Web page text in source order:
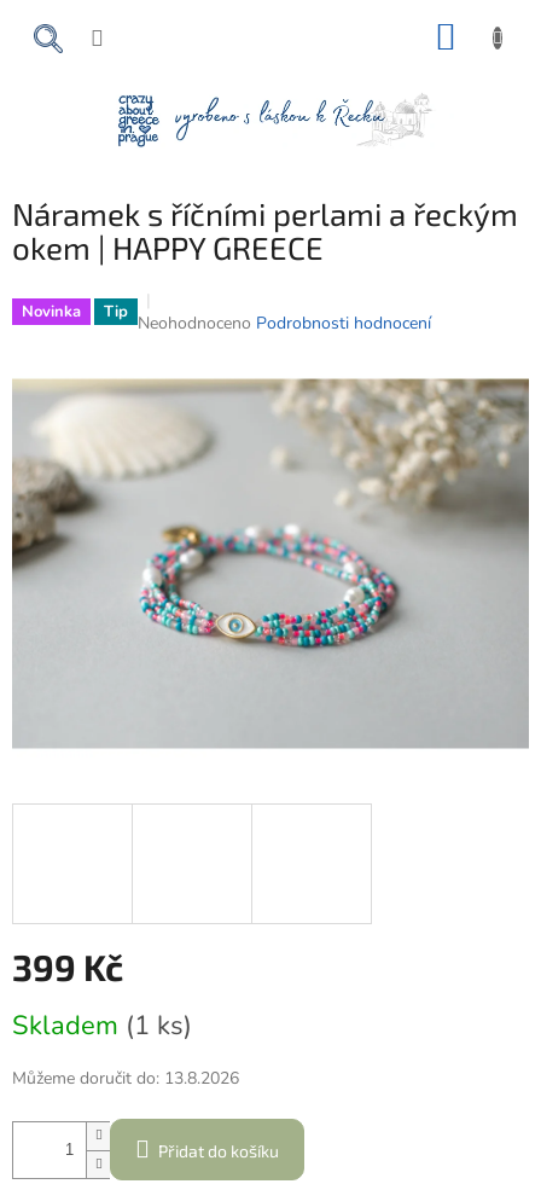
Náramek s říčními perlami a řeckým
okem | HAPPY GREECE
Novinka Tip Průměrné
je
hvězdiček.
Neohodnoceno Podrobnosti hodnocení
399 Kč
cena:
Skladem (1 ks)
Můžeme doručit do: 13.8.2026
Přidat do košíku